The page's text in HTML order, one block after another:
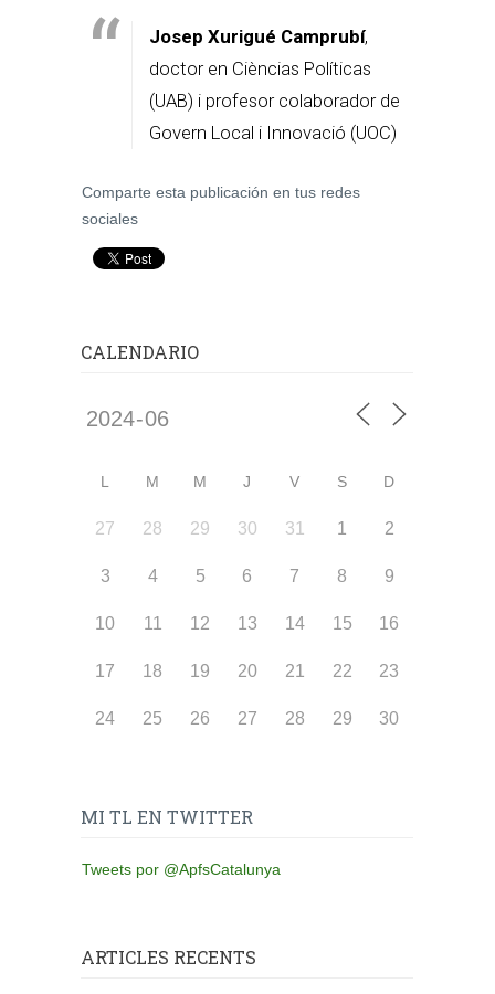
Josep Xurigué Camprubí,
doctor en Cièncias Políticas
(UAB) i profesor colaborador de
Govern Local i Innovació (UOC)
Comparte esta publicación en tus redes
sociales
CALENDARIO
L M M J V S D
27 28 29 30 31 1 2
3 4 5 6 7 8 9
10 11 12 13 14 15 16
17 18 19 20 21 22 23
24 25 26 27 28 29 30
MI TL EN TWITTER
Tweets por @ApfsCatalunya
ARTICLES RECENTS